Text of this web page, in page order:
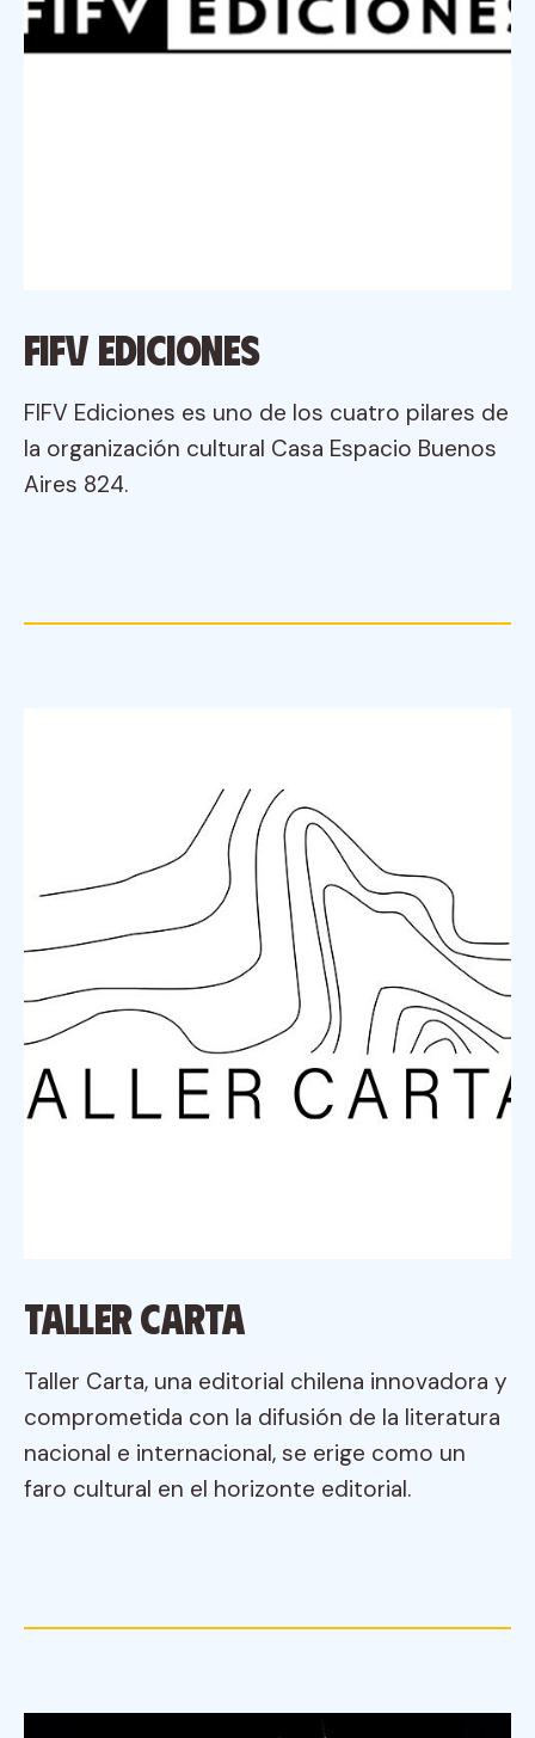
FIFV Ediciones
FIFV Ediciones es uno de los cuatro pilares de
la organización cultural Casa Espacio Buenos
Aires 824.
Taller Carta
Taller Carta, una editorial chilena innovadora y
comprometida con la difusión de la literatura
nacional e internacional, se erige como un
faro cultural en el horizonte editorial.